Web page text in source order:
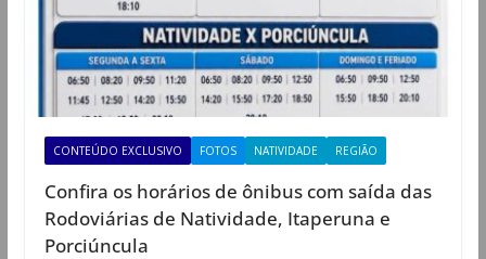
CONTEÚDO EXCLUSIVO FOTOS NATIVIDADE REGIÃO
Confira os horários de ônibus com saída das
Rodoviárias de Natividade, Itaperuna e
Porciúncula